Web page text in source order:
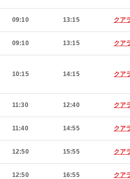
09:10 13:15 クア
09:10 13:15 クア
10:15 14:15 クア
11:30 12:40 クア
11:40 14:55 クア
12:50 15:55 クア
12:50 16:55 クア